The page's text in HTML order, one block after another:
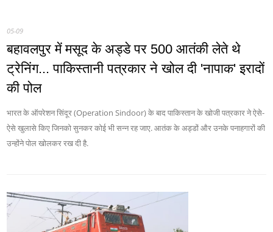
05-09
बहावलपुर में मसूद के अड्डे पर 500 आतंकी लेते थे
ट्रेनिंग... पाकिस्तानी पत्रकार ने खोल दी 'नापाक' इरादों
की पोल
भारत के ऑपरेशन सिंदूर (Operation Sindoor) के बाद पाकिस्तान के खोजी पत्रकार ने ऐसे-
ऐसे खुलासे किए जिनको सुनकर कोई भी सन्न रह जाए. आतंक के अड्डों और उनके पनाहगारों की
उन्होंने पोल खोलकर रख दी है.